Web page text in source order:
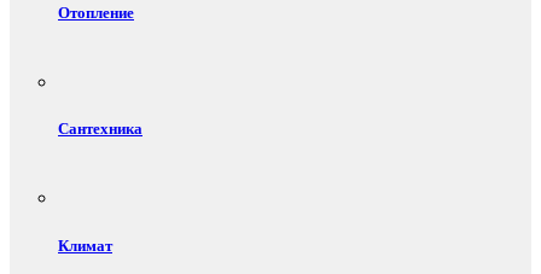
Отопление
Сантехника
Климат